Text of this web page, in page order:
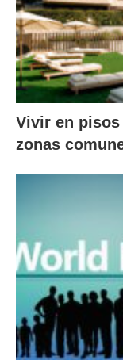
Vivir en
zonas